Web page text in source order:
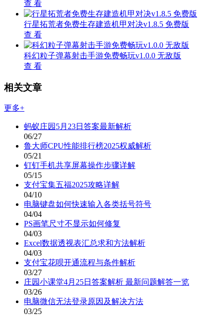
查 看
行星拓荒者免费生存建造机甲对决v1.8.5 免费版
查 看
科幻粒子弹幕射击手游免费畅玩v1.0.0 无敌版
查 看
相关文章
更多+
蚂蚁庄园5月23日答案最新解析
06/27
鲁大师CPU性能排行榜2025权威解析
05/21
钉钉手机共享屏幕操作步骤详解
05/15
支付宝集五福2025攻略详解
04/10
电脑键盘如何快速输入各类括号符号
04/04
PS画笔尺寸不显示如何修复
04/03
Excel数据透视表汇总求和方法解析
04/03
支付宝花呗开通流程与条件解析
03/27
庄园小课堂4月25日答案解析 最新问题解答一览
03/26
电脑微信无法登录原因及解决方法
03/25